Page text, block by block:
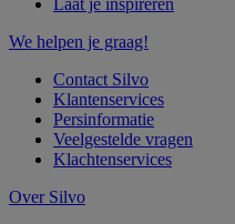
Laat je inspireren
We helpen je graag!
Contact Silvo
Klantenservices
Persinformatie
Veelgestelde vragen
Klachtenservices
Over Silvo